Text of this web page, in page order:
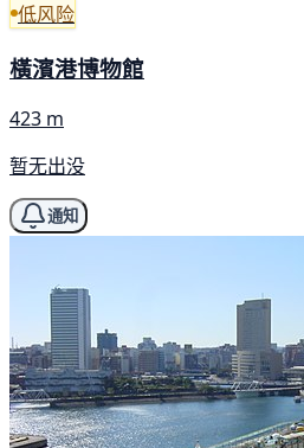
低风险
橫濱港博物館
423 m
暂无出没
通知